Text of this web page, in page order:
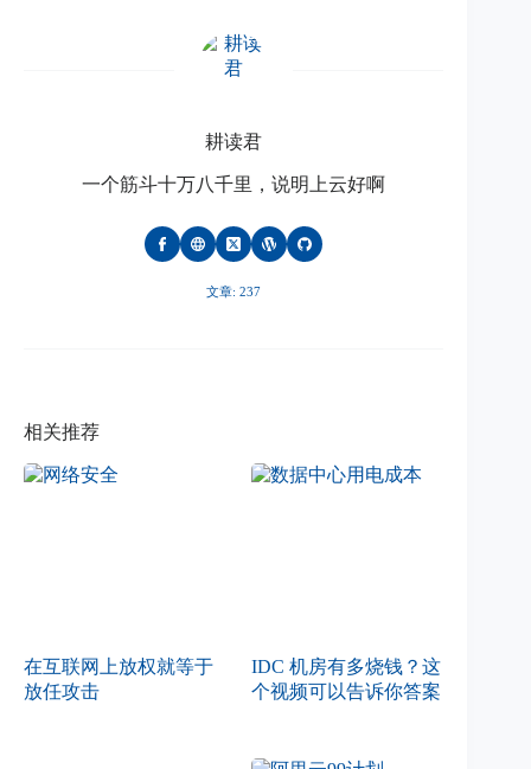
耕读君
一个筋斗十万八千里，说明上云好啊
文章: 237
相关推荐
在互联网上放权就等于
放任攻击
IDC 机房有多烧钱？这
个视频可以告诉你答案